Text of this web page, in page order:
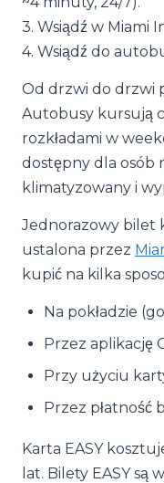
3. Wsiądź w Miami
4. Wsiądź do
Od drzwi do drzwi
Autobusy kursują
rozkładami w
dostępny dla osób
klimatyzowany i
Jednorazowy bilet
ustalona przez
kupić na kilka
Na pokładzie
Przez aplikację
Przy użyciu
Przez płatność
Karta EASY
lat. Bilety EASY są